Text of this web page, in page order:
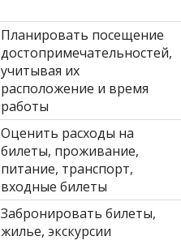
Планировать посещение
достопримечательностей,
учитывая их
расположение и время
работы
Оценить расходы на
билеты, проживание,
питание, транспорт,
входные билеты
Забронировать билеты,
жилье, экскурсии